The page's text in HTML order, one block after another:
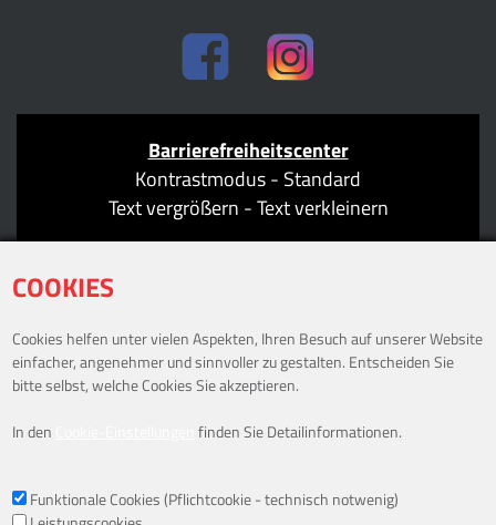
COOKIES
Cookies helfen unter vielen Aspekten, Ihren Besuch auf unserer Website
einfacher, angenehmer und sinnvoller zu gestalten. Entscheiden Sie
bitte selbst, welche Cookies Sie akzeptieren.
In den
finden Sie Detailinformationen.
Funktionale Cookies (Pflichtcookie - technisch notwenig)
Barrierefreiheitscenter
Kontrastmodus- Standard
Text vergrößern -Text verkleinern
ÖFFNUNGSZEITEN
Di: 09:00–18:30 Uhr
Do: 09:00–19:30 Uhr